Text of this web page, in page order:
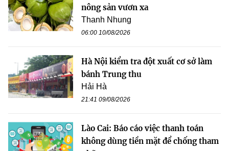
nông sản vươn xa
Thanh Nhung
06:00 10/08/2026
Hà Nội kiểm tra đột xuất cơ sở làm
bánh Trung thu
Hải Hà
21:41 09/08/2026
Lào Cai: Báo cáo việc thanh toán
không dùng tiền mặt để chống tham